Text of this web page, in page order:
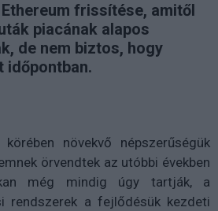
frissítése, amitől
piacának alapos
de nem biztos, hogy
időpontban.
növekvő népszerűségük
örvendtek az utóbbi években
még mindig úgy tartják, a
rendszerek a fejlődésük kezdeti